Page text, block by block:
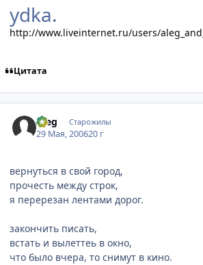
ydka.
http://www.liveinternet.ru/users/
Цитата
Aleg Старожилы
29 Мая, 200620 г
вернуться в свой город,
прочесть между строк,
я перерезан лентами дорог.
закончить писать,
встать и вылеттеь в окно,
что было вчера, то снимут в кино.